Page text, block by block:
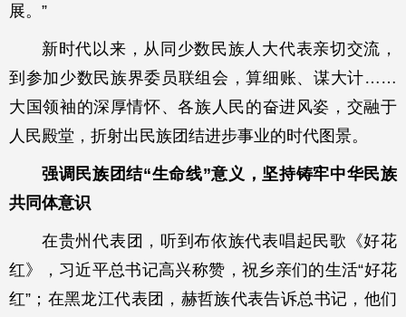
展。”
新时代以来，从同少数民族人大代表亲切交流，
到参加少数民族界委员联组会，算细账、谋大计……
大国领袖的深厚情怀、各族人民的奋进风姿，交融于
人民殿堂，折射出民族团结进步事业的时代图景。
强调民族团结“生命线”意义，坚持铸牢中华民族
共同体意识
在贵州代表团，听到布依族代表唱起民歌《好花
红》，习近平总书记高兴称赞，祝乡亲们的生活“好花
红”；在黑龙江代表团，赫哲族代表告诉总书记，他们